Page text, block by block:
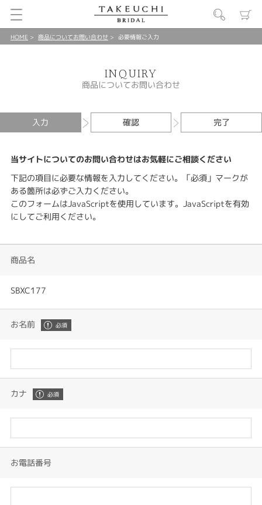
HOME 商品についてお問い合わせ 必要情報ご入力
INQUIRY
商品についてお問い合わせ
入力 確認 完了
当サイトについてのお問い合わせはお気軽にご相談ください
下記の項目に必要な情報を入力してください。「必須」マークが
ある箇所は必ずご入力ください。
このフォームはJavaScriptを使用しています。JavaScriptを有効
にしてご利用ください。
商品名
SBXC177
お名前
カナ
お電話番号